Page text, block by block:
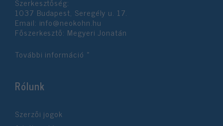
1037 Budapest, Seregély u. 17.
Email: info@neokohn.hu
Főszerkesztő: Megyeri Jonatán
További információ »
Rólunk
Szerzői jogok